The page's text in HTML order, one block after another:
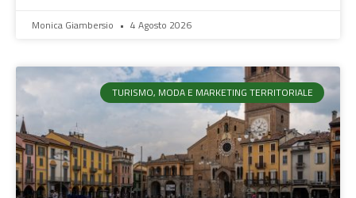
Monica Giambersio 4 Agosto 2026
TURISMO, MODA E MARKETING TERRITORIALE